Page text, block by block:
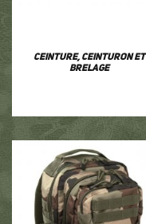
Ceinture, ceinturon et
brelage